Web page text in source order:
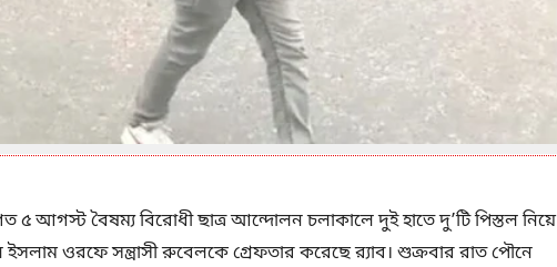
৫ আগস্ট বৈষম্য বিরোধী ছাত্র আন্দোলন চলাকালে দুই হাতে দু’টি পিস্তল নিয়ে
ওরফে সন্ত্রাসী রুবেলকে গ্রেফতার করেছে র‌্যাব। শুক্রবার রাত পৌনে